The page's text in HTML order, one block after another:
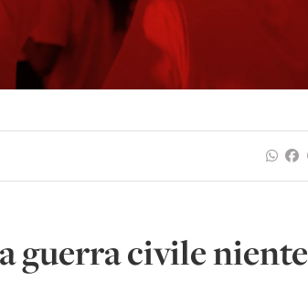
guerra civile niente